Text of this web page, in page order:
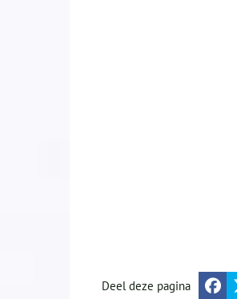
Deel deze pagina